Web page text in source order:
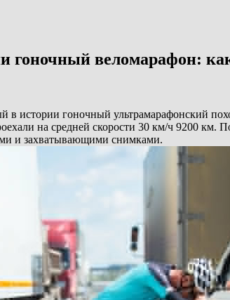
гоночный веломарафон:
истории гоночный ультрамарафонский
на средней скорости 30 км/ч 9200
и захватывающими снимками.